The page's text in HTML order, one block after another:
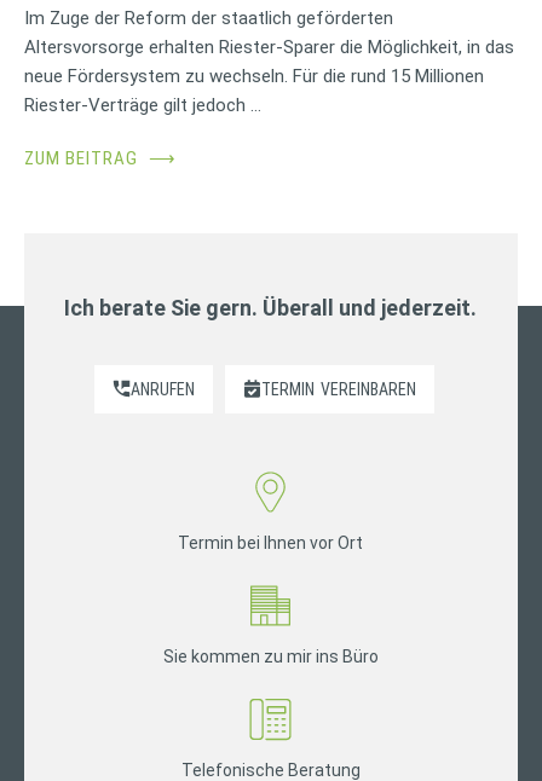
Im Zuge der Reform der staatlich geförderten
Altersvorsorge erhalten Riester-Sparer die Möglichkeit, in das
neue Fördersystem zu wechseln. Für die rund 15 Millionen
Riester-Verträge gilt jedoch …
ZUM BEITRAG ⟶
Ich berate Sie gern. Überall und jederzeit.
ANRUFEN TERMIN VEREINBAREN
Termin bei Ihnen vor Ort
Sie kommen zu mir ins Büro
Telefonische Beratung